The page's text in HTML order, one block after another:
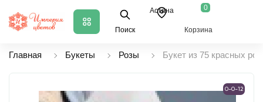
Поиск
Астана 0
Корзина
Главная Букеты Розы Букет из 75 красных роз
0-0-12